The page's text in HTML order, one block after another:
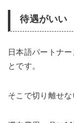
待遇がいい
日本語パートナ
とです。
そこで切り離せな